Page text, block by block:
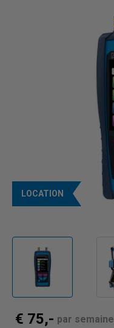
LOCATION
€ 75,- par semaine